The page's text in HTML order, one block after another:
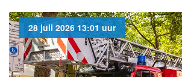
28 juli 2026 13:01 uur